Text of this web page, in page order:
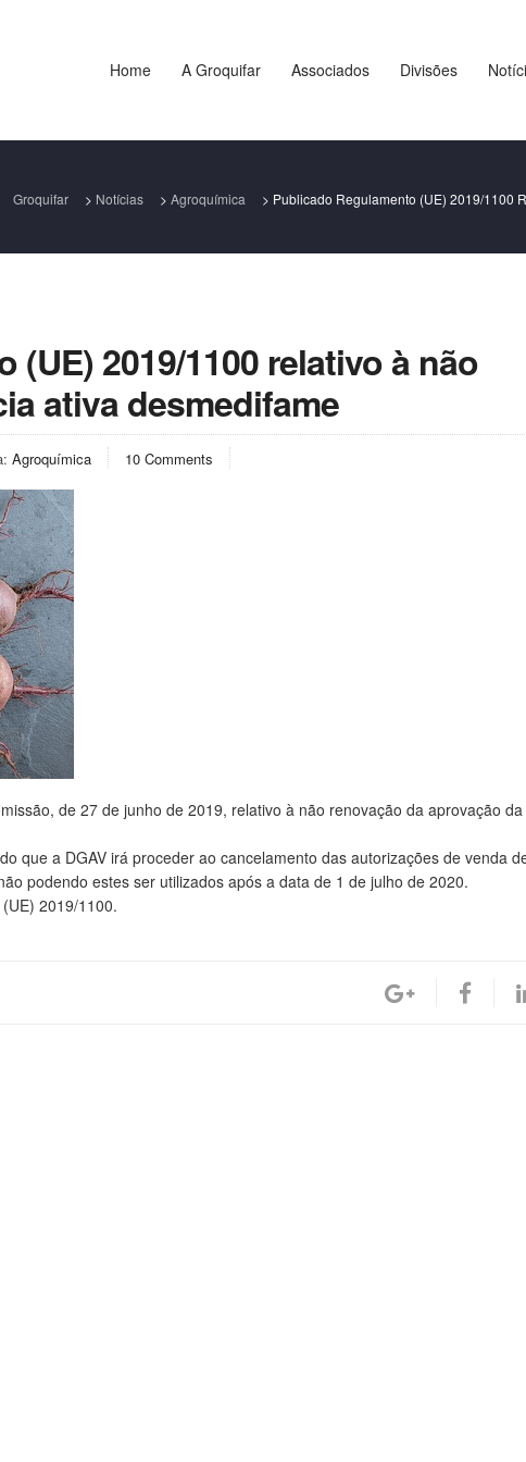
Home A Groquifar Associados Divisões
Groquifar > Notícias > Agroquímica > Publicado Regulamento (UE) 2019/1100
2019/1100 relativo à não
ativa desmedifame
Agroquímica 10 Comments
de 27 de junho de 2019, relativo à não renovação da aprovação da
que a DGAV irá proceder ao cancelamento das autorizações de venda
podendo estes ser utilizados após a data de 1 de julho de 2020.
2019/1100.